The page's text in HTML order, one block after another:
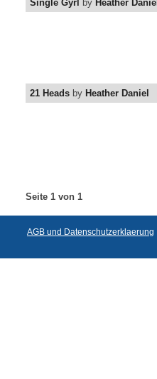
Single Gyrl by Heather Daniel
21 Heads by Heather Daniel
Seite 1 von 1
AGB und Datenschutzerklaerung